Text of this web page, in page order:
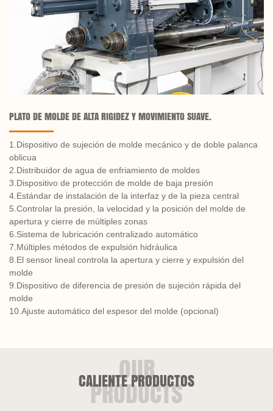
PLATO DE MOLDE DE ALTA RIGIDEZ Y MOVIMIENTO SUAVE.
1.Dispositivo de sujeción de molde mecánico y de doble palanca
oblicua
2.Distribuidor de agua de enfriamiento de moldes
3.Dispositivo de protección de molde de baja presión
4.Estándar de instalación de la interfaz y de la pieza central
5.Controlar la presión, la velocidad y la posición del molde de
apertura y cierre de múltiples zonas
6.Sistema de lubricación centralizado automático
7.Múltiples métodos de expulsión hidráulica
8.El sensor lineal controla la apertura y cierre y expulsión del
molde
9.Dispositivo de diferencia de presión de sujeción rápida del
molde
10.Ajuste automático del espesor del molde (opcional)
CALIENTE PRODUCTOS